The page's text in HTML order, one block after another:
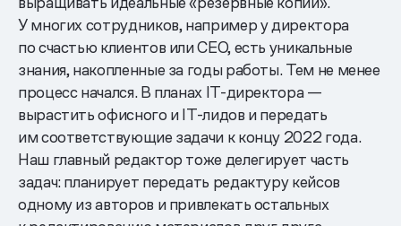
У многих сотрудников, например у директора
по счастью клиентов или CEO, есть уникальные
знания, накопленные за годы работы. Тем не менее
процесс начался. В планах IT-директора —
вырастить офисного и IT-лидов и передать
им соответствующие задачи к концу 2022 года.
Наш главный редактор тоже делегирует часть
задач: планирует передать редактуру кейсов
одному из авторов и привлекать остальных